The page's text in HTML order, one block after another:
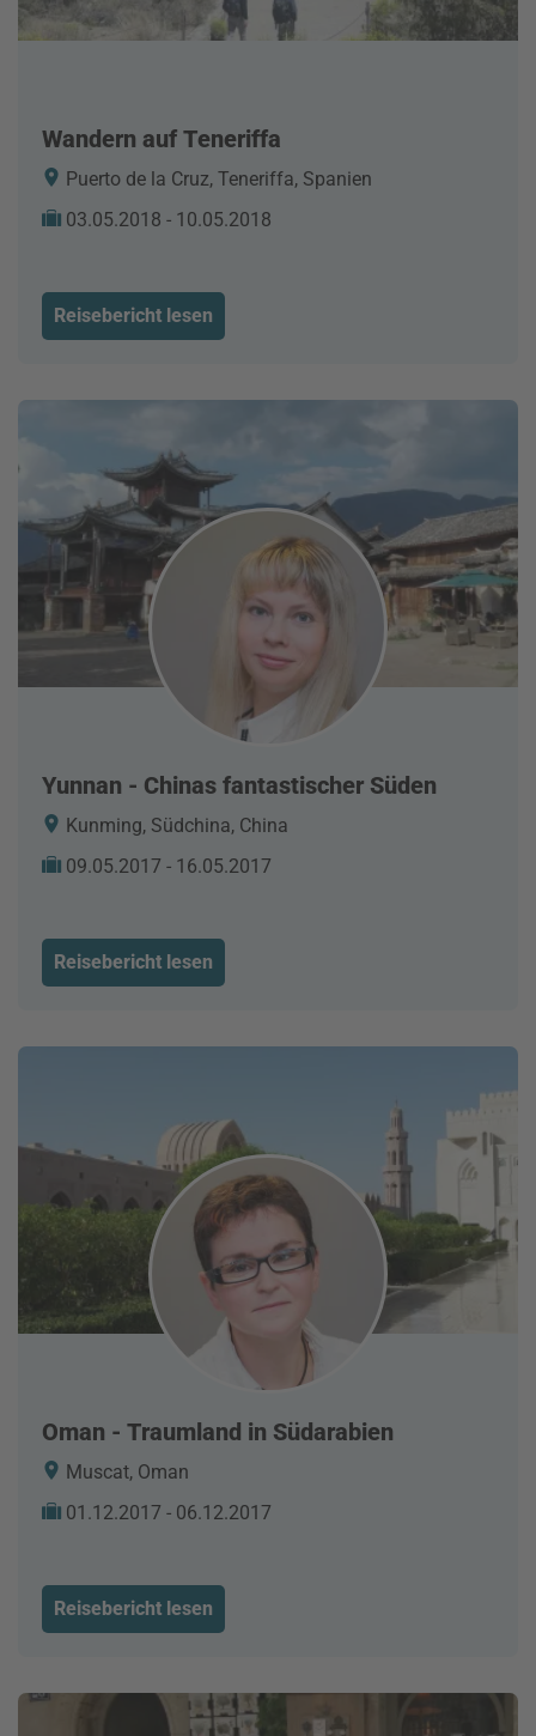
Wandern auf Teneriffa
Puerto de la Cruz, Teneriffa, Spanien
03.05.2018 - 10.05.2018
Reisebericht lesen
Yunnan - Chinas fantastischer Süden
Kunming, Südchina, China
09.05.2017 - 16.05.2017
Reisebericht lesen
Oman - Traumland in Südarabien
Muscat, Oman
01.12.2017 - 06.12.2017
Reisebericht lesen